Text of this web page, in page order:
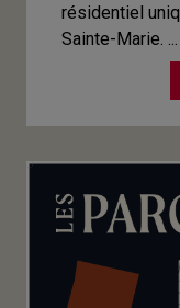
résidentiel
Sainte-Marie. ...